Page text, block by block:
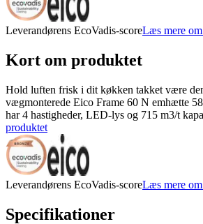
Leverandørens EcoVadis-scoreLæs mere
Kort om produktet
Hold luften frisk i dit køkken takket være
vægmonterede Eico Frame 60 N emhætte
har 4 hastigheder, LED-lys og 715 m3/t
produktet
Leverandørens EcoVadis-scoreLæs mere
Specifikationer